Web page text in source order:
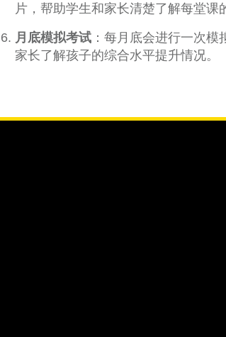
片，帮助学生和家长清楚了解每堂课
月底模拟考试 ：每月底会进行一次
家长了解孩子的综合水平提升情况。